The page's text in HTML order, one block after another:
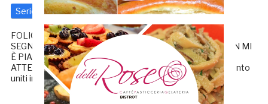
Serie C 8 Agosto 2025 diRedazione GRB
FOLIGNO-SAMB 3-1, PROVA OPACA PER I ROSSOBLÙ: A
SEGNO NOUHAN TOURÈ PALLADINI: «LA SQUADRA NON MI
È PIACIUTA, SONO MANCATE AGGRESSIVITÀ E
ATTENZIONE» Samb e Comune di San Benedetto del Tronto
uniti in vista della […]